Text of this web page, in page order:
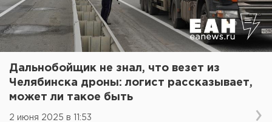
Дальнобойщик не знал, что везет из
Челябинска дроны: логист рассказывает,
может ли такое быть
2 июня 2025 в 11:53